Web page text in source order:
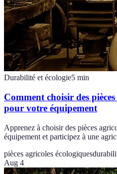
Durabilité et écologie5 min
Comment choisir des
pour votre équipement
Apprenez à choisir des pièces
équipement et participez à une
pièces agricoles écologiques
Aug 4